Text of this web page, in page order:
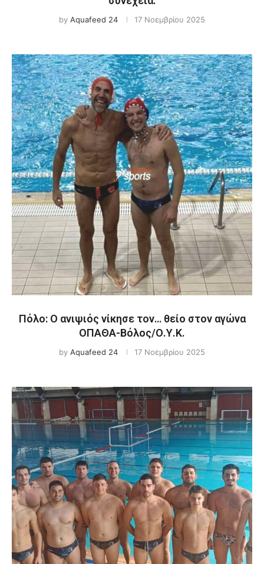
by Aquafeed 24 17 Νοεμβρίου 2025
Πόλο: Ο ανιψιός νίκησε τον… θείο στον αγώνα
ΟΠΑΘΑ-Βόλος/Ο.Υ.Κ.
by Aquafeed 24 17 Νοεμβρίου 2025